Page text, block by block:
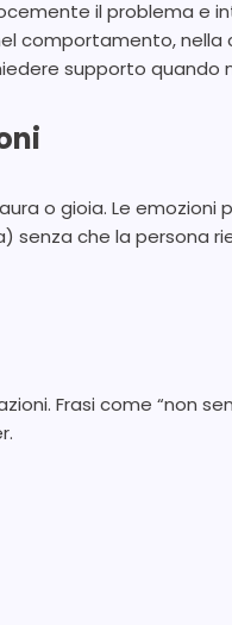
il problema e
comportamento, nella
supporto quando
o gioia. Le emozioni
senza che la persona
Frasi come “non